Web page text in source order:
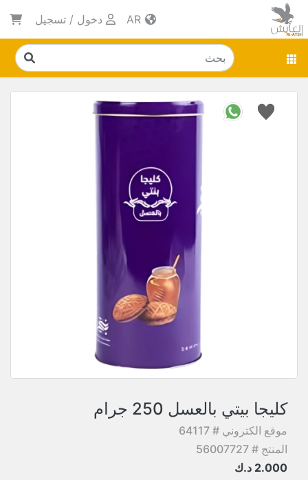
دخول / تسجيل
كليجا بيتي بالعسل 250 جرام
موقع الكتروني # 64117
المنتج # 56007727
2.000 د.ك